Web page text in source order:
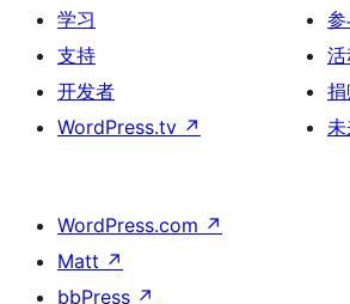
学习
支持
开发者
WordPress.tv ↗
活
WordPress.com ↗
Matt ↗
bbPress ↗